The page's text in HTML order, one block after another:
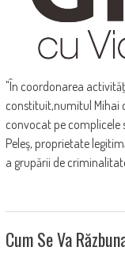
"În coordonarea
constituit,numitul Mihai
convocat pe complicele
Peleş, proprietate
a grupării de
Cum Se Va